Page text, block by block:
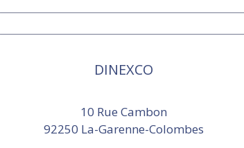
DINEXCO
10 Rue Cambon
92250 La-Garenne-Colombes